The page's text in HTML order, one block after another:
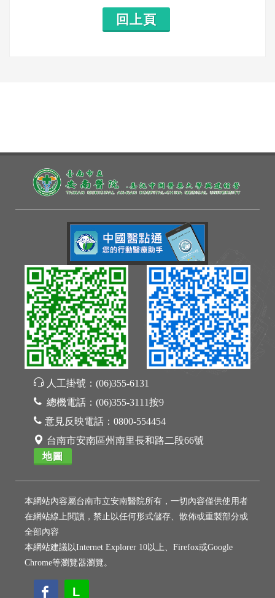
回上頁
人工掛號： (06)355-6131
總機電話： (06)355-3111按9
意見反映電話： 0800-554454
台南市安南區州南里長和路二段66號
地圖
本網站內容屬台南市立安南醫院所有，一切內容僅供使用者
在網站線上閱讀，禁止以任何形式儲存、散佈或重製部分或
全部內容
本網站建議以Internet Explorer 10以上、Firefox或Google
Chrome等瀏覽器瀏覽。
L